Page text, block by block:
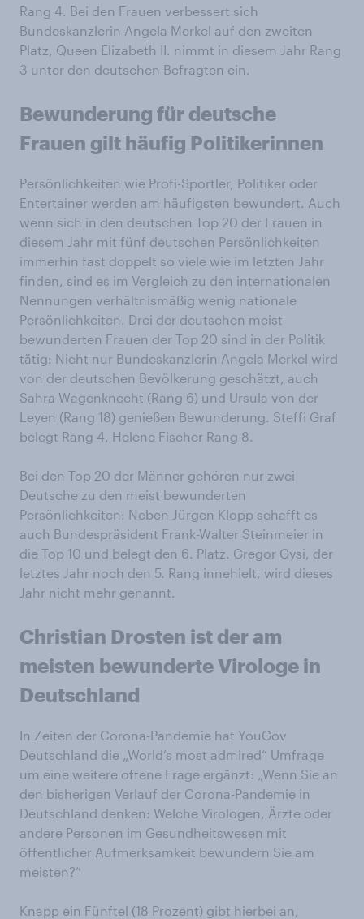
Rang 4. Bei den Frauen verbessert sich
Bundeskanzlerin Angela Merkel auf den zweiten
Platz, Queen Elizabeth II. nimmt in diesem Jahr Rang
3 unter den deutschen Befragten ein.
Bewunderung für deutsche
Frauen gilt häufig Politikerinnen
Persönlichkeiten wie Profi-Sportler, Politiker oder
Entertainer werden am häufigsten bewundert. Auch
wenn sich in den deutschen Top 20 der Frauen in
diesem Jahr mit fünf deutschen Persönlichkeiten
immerhin fast doppelt so viele wie im letzten Jahr
finden, sind es im Vergleich zu den internationalen
Nennungen verhältnismäßig wenig nationale
Persönlichkeiten. Drei der deutschen meist
bewunderten Frauen der Top 20 sind in der Politik
tätig: Nicht nur Bundeskanzlerin Angela Merkel wird
von der deutschen Bevölkerung geschätzt, auch
Sahra Wagenknecht (Rang 6) und Ursula von der
Leyen (Rang 18) genießen Bewunderung. Steffi Graf
belegt Rang 4, Helene Fischer Rang 8.
Bei den Top 20 der Männer gehören nur zwei
Deutsche zu den meist bewunderten
Persönlichkeiten: Neben Jürgen Klopp schafft es
auch Bundespräsident Frank-Walter Steinmeier in
die Top 10 und belegt den 6. Platz. Gregor Gysi, der
letztes Jahr noch den 5. Rang innehielt, wird dieses
Jahr nicht mehr genannt.
Christian Drosten ist der am
meisten bewunderte Virologe in
Deutschland
In Zeiten der Corona-Pandemie hat YouGov
Deutschland die „World’s most admired“ Umfrage
um eine weitere offene Frage ergänzt: „Wenn Sie an
den bisherigen Verlauf der Corona-Pandemie in
Deutschland denken: Welche Virologen, Ärzte oder
andere Personen im Gesundheitswesen mit
öffentlicher Aufmerksamkeit bewundern Sie am
meisten?“
Knapp ein Fünftel (18 Prozent) gibt hierbei an,